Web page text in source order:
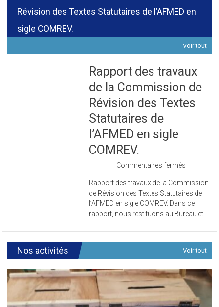
Révision des Textes Statutaires de l’AFMED en
sigle COMREV.
Voir tout
Rapport des travaux
de la Commission de
Révision des Textes
Statutaires de
l’AFMED en sigle
COMREV.
Commentaires fermés
des
travaux
de
la
de
Révision
Textes
Statutaires
de
l’AFMED
Rapport des travaux de la Commission
de Révision des Textes Statutaires de
l’AFMED en sigle COMREV. Dans ce
rapport, nous restituons au Bureau et
Nos activités Voir tout